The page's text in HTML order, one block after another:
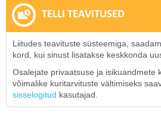
TELLI TEAVITUSED
Liitudes teavituste süsteemiga,
kord, kui sinust lisatakse keskkonda
Osalejate privaatsuse ja isikuandmete
võimalike kuritarvituste vältimiseks
sisselogitud kasutajad.